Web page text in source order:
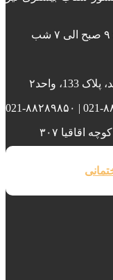
واحد۲
۸۸۲۸۹۸۵۰
اقاقیا ۳۰۷